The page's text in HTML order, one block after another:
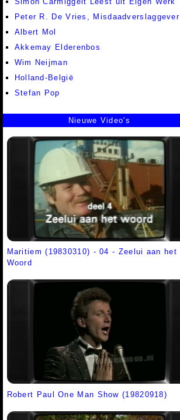
Peter R. De Vries, Misdaadverslaggever
Albert Mol
Akkemay Elderenbos
Wim Neijman
Holland-België
Stefan Pop
Nieuwe Video's
Maritiem (19830310) - 04 - Zeelui aan het
Woord
Robert Paul One Man Show (19820918)